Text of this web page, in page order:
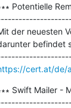
Potentielle
der neuesten
befindet
cert.at/de/
Swift Mailer -